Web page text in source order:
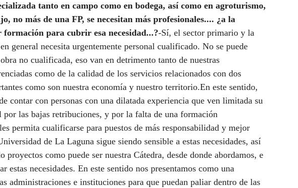
tanto en campo como en bodega, así como en agroturismo,
no más de una FP, se necesitan más profesionales.... ¿a la
para cubrir esa necesidad...?-Sí, el sector primario y la
general necesita urgentemente personal cualificado. No se puede
no cualificada, eso van en detrimento tanto de nuestras
como de la calidad de los servicios relacionados con dos
como son nuestra economía y nuestro territorio.En este sentido,
contar con personas con una dilatada experiencia que ven limitada su
por las bajas retribuciones, y por la falta de una formación
permita cualificarse para puestos de más responsabilidad y mejor
de La Laguna sigue siendo sensible a estas necesidades, así
proyectos como puede ser nuestra Cátedra, desde donde abordamos, e
estas necesidades. En este sentido nos presentamos como una
administraciones e instituciones para que puedan paliar dentro de las